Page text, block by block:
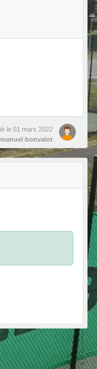
le 01 mars 2022
bonvalot